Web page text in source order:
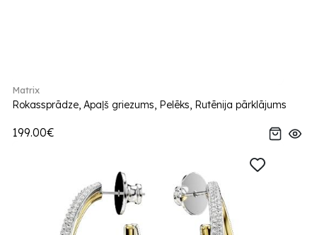
Matrix
Rokassprādze, Apaļš griezums, Pelēks, Rutēnija pārklājums
199.00€